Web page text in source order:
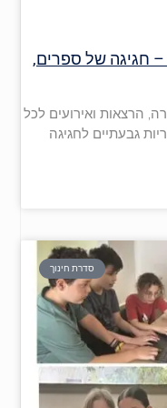
חגיגה של ספרים,
הרצאות ואירועים לכל
גבעתיים לחגיגה
סדרת חינוך